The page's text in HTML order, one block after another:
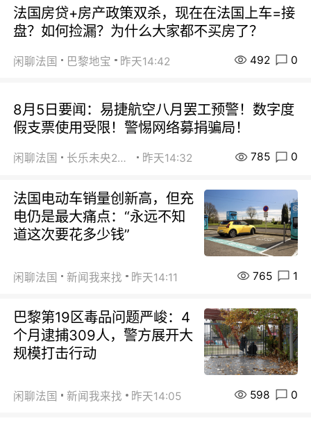
法国房贷+房产政策双杀，现在在法国上车=接
盘？如何捡漏？为什么大家都不买房了？
闲聊法国 巴黎地宝 昨天14:42 492 0
8月5日要闻：易捷航空八月罢工预警！数字度
假支票使用受限！警惕网络募捐骗局！
闲聊法国 长乐未央2015 昨天14:32 785 0
法国电动车销量创新高，但充
电仍是最大痛点：“永远不知
道这次要花多少钱”
闲聊法国 新闻我来找 昨天14:11 765 1
巴黎第19区毒品问题严峻：4
个月逮捕309人，警方展开大
规模打击行动
闲聊法国 新闻我来找 昨天14:05 598 0